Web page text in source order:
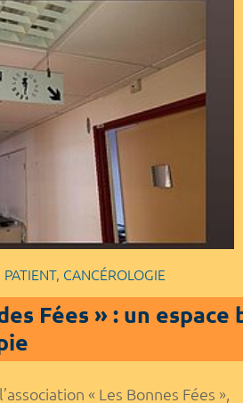
CANCÉROLOGIE
Fées » : un
« Les Bonnes Fées »,